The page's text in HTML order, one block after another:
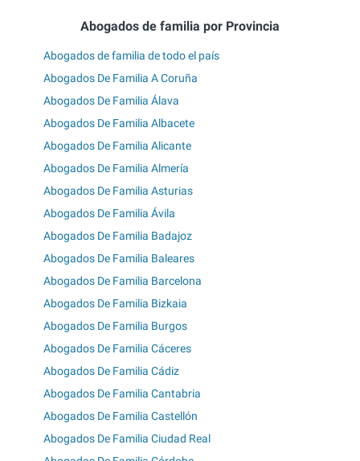
Abogados de familia por Provincia
Abogados de familia de todo el país
Abogados De Familia A Coruña
Abogados De Familia Álava
Abogados De Familia Albacete
Abogados De Familia Alicante
Abogados De Familia Almería
Abogados De Familia Asturias
Abogados De Familia Ávila
Abogados De Familia Badajoz
Abogados De Familia Baleares
Abogados De Familia Barcelona
Abogados De Familia Bizkaia
Abogados De Familia Burgos
Abogados De Familia Cáceres
Abogados De Familia Cádiz
Abogados De Familia Cantabria
Abogados De Familia Castellón
Abogados De Familia Ciudad Real